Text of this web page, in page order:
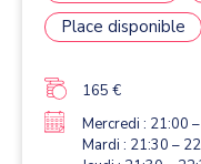
Place disponible
165 €
Mercredi : 21:00
Mardi : 21:30 –